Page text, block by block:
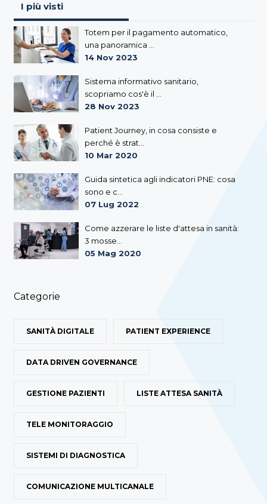
I più visti
Totem per il pagamento automatico,
una panoramica ...
14 Nov 2023
Sistema informativo sanitario,
scopriamo cos'è il ...
28 Nov 2023
Patient Journey, in cosa consiste e
perché è strat...
10 Mar 2020
Guida sintetica agli indicatori PNE: cosa
sono e c...
07 Lug 2022
Come azzerare le liste d'attesa in sanità:
3 mosse...
05 Mag 2020
Categorie
SANITÀ DIGITALE PATIENT EXPERIENCE
DATA DRIVEN GOVERNANCE
GESTIONE PAZIENTI LISTE ATTESA SANITÀ
TELE MONITORAGGIO
SISTEMI DI DIAGNOSTICA
COMUNICAZIONE MULTICANALE